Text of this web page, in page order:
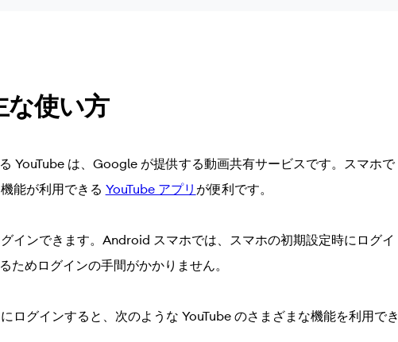
な使い方
YouTube は、Google が提供する動画共有サービスです。スマホで
能が利用できる YouTube アプリ が便利です。
インできます。Android スマホでは、スマホの初期設定時にログイ
めログインの手間がかかりません。
ログインすると、次のような YouTube のさまざまな機能を利用でき